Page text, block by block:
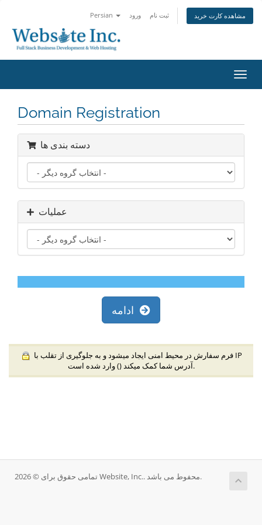
Persian ورود ثبت نام مشاهده کارت خرید
تغییر
Domain Registration
دسته بندی ها
عملیات
آدرس شما کمک میکند () وارد شده است.
تمامی حقوق برای © 2026 Website, Inc.. محفوط می باشد.